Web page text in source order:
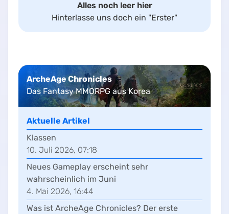
Alles noch leer hier
Hinterlasse uns doch ein "Erster"
ArcheAge Chronicles
Das Fantasy MMORPG aus Korea
Aktuelle Artikel
Klassen
10. Juli 2026, 07:18
Neues Gameplay erscheint sehr
wahrscheinlich im Juni
4. Mai 2026, 16:44
Was ist ArcheAge Chronicles? Der erste